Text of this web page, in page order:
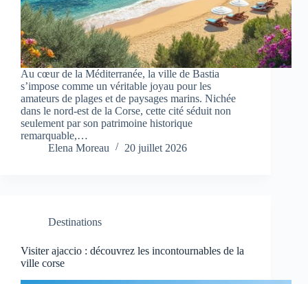
Au cœur de la Méditerranée, la ville de Bastia
s’impose comme un véritable joyau pour les
amateurs de plages et de paysages marins. Nichée
dans le nord-est de la Corse, cette cité séduit non
seulement par son patrimoine historique
remarquable,…
Elena Moreau
20 juillet 2026
Destinations
Visiter ajaccio : découvrez les incontournables de la
ville corse